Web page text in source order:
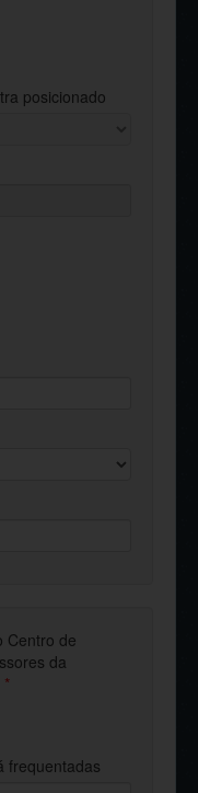
posicionado
Centro de
da
*
frequentadas